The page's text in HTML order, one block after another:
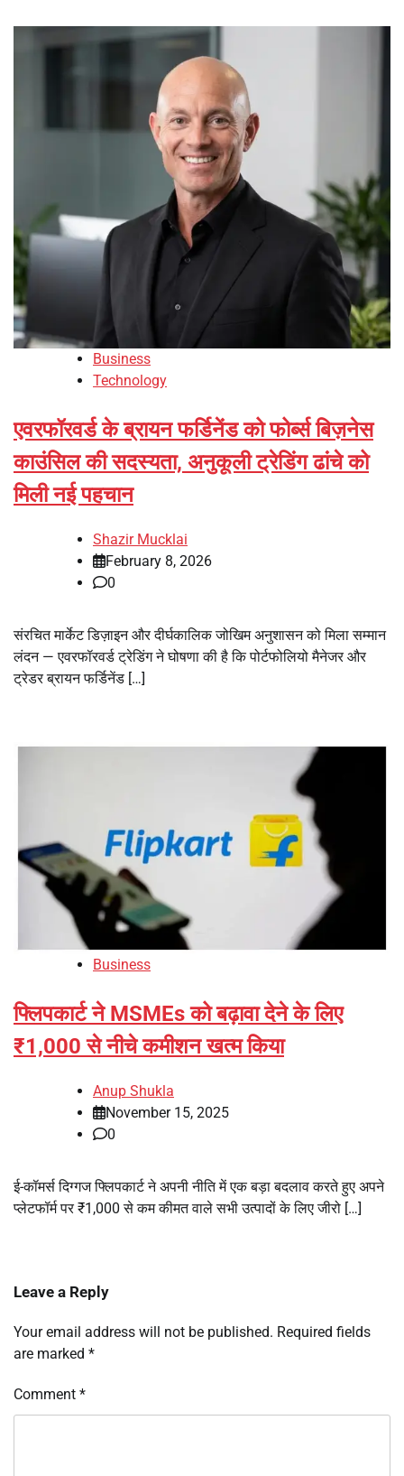
Business
Technology
एवरफॉरवर्ड के ब्रायन फर्डिनेंड को फोर्ब्स बिज़नेस
काउंसिल की सदस्यता, अनुकूली ट्रेडिंग ढांचे को
मिली नई पहचान
Shazir Mucklai
February 8, 2026
0
संरचित मार्केट डिज़ाइन और दीर्घकालिक जोखिम अनुशासन को मिला सम्मान
लंदन — एवरफॉरवर्ड ट्रेडिंग ने घोषणा की है कि पोर्टफोलियो मैनेजर और
ट्रेडर ब्रायन फर्डिनेंड […]
Business
फ्लिपकार्ट ने MSMEs को बढ़ावा देने के लिए
₹1,000 से नीचे कमीशन खत्म किया
Anup Shukla
November 15, 2025
0
ई-कॉमर्स दिग्गज फ्लिपकार्ट ने अपनी नीति में एक बड़ा बदलाव करते हुए अपने
प्लेटफॉर्म पर ₹1,000 से कम कीमत वाले सभी उत्पादों के लिए जीरो […]
Leave a Reply
Your email address will not be published. Required fields
are marked *
Comment *